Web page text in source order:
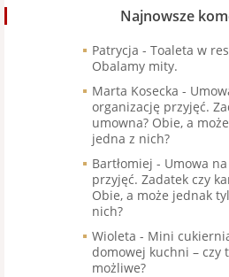
Najnowsze
Patrycja - Toaleta w
Obalamy mity.
Marta Kosecka -
organizację przyjęć.
umowna? Obie, a
jedna z nich?
Bartłomiej - Umowa
przyjęć. Zadatek czy
Obie, a może jednak
nich?
Wioleta - Mini
domowej kuchni – czy
możliwe?